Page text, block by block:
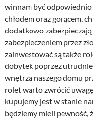
winnam być
chłodem oraz gorącem,
dodatkowo
zabezpieczeniem przez
zainwestować są także
dobytek poprzez
wnętrza naszego domu
rolet warto zwrócić
kupujemy jest w stanie
będziemy mieli pewność,